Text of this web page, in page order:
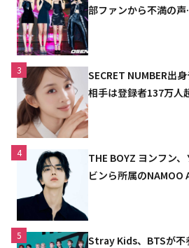
部ファンから不満の
3
SECRET NUMBER出
相手は登録者137万人
4
THE BOYZ ヨンフン
ビンら所属のNAMOO
5
Stray Kids、BTSが不